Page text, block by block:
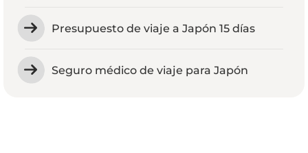
Presupuesto de viaje a Japón 15 días
Seguro médico de viaje para Japón